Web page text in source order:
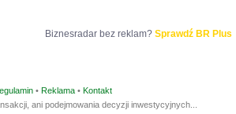
Biznesradar bez reklam? Sprawdź BR Plus
• Reklama • Kontakt
ani podejmowania decyzji inwestycyjnych...